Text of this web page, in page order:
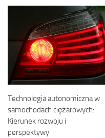
Technologia autonomiczna w
samochodach ciężarowych:
Kierunek rozwoju i
perspektywy